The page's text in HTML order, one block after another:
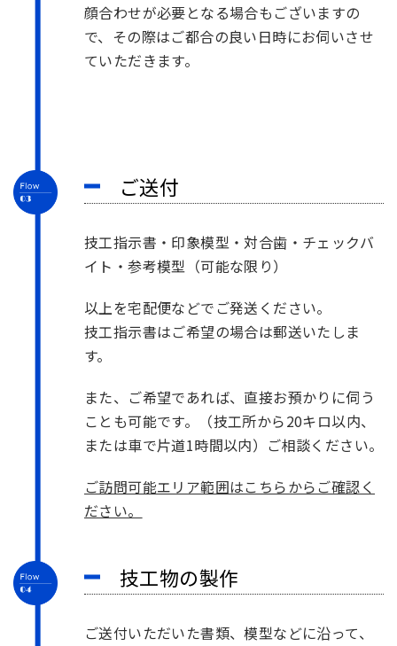
顔合わせが必要となる場合もございますの
で、その際はご都合の良い日時にお伺いさせ
ていただきます。
ご送付
技工指示書・印象模型・対合歯・チェックバ
イト・参考模型（可能な限り）
以上を宅配便などでご発送ください。
技工指示書はご希望の場合は郵送いたしま
す。
また、ご希望であれば、直接お預かりに伺う
ことも可能です。（技工所から20キロ以内、
または車で片道1時間以内）ご相談ください。
ご訪問可能エリア範囲はこちらからご確認く
ださい。
技工物の製作
ご送付いただいた書類、模型などに沿って、